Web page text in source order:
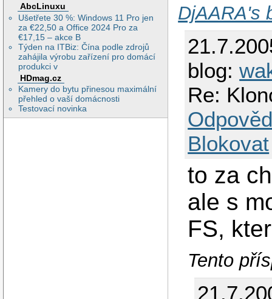
AbcLinuxu
Ušetřete 30 %: Windows 11 Pro jen
za €22,50 a Office 2024 Pro za
€17,15 – akce B
Týden na ITBiz: Čína podle zdrojů
zahájila výrobu zařízení pro domácí
produkci v
HDmag.cz
Kamery do bytu přinesou maximální
přehled o vaší domácnosti
Testovací novinka
DjAARA's
blog:
Re:
Blokovat
to za
ale s
FS,
Tento